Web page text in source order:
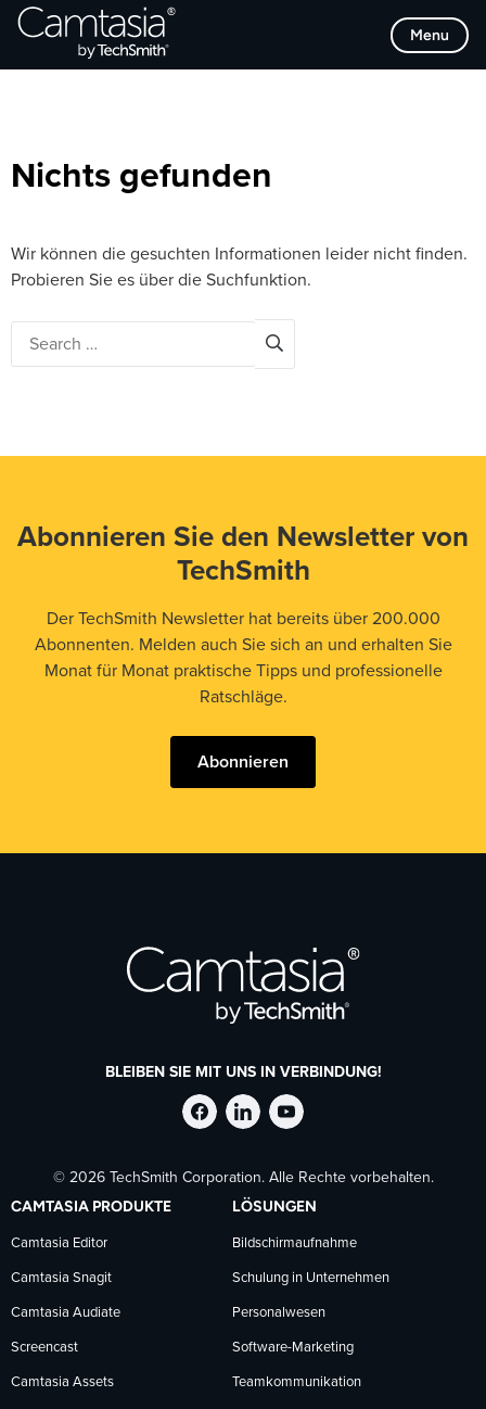
Direkt
zum
Menu
Browse Categories
Nichts gefunden
Wir können die gesuchten Informationen leider nicht finden.
Probieren Sie es über die Suchfunktion.
Abonnieren Sie den Newsletter von
TechSmith
Der TechSmith Newsletter hat bereits über 200.000
Abonnenten. Melden auch Sie sich an und erhalten Sie
Monat für Monat praktische Tipps und professionelle
Ratschläge.
Abonnieren
BLEIBEN SIE MIT UNS IN VERBINDUNG!
TechSmith
auf
Facebook
folgen
TechSmith
auf
LinkedIn
folgen
TechSmith
auf
YouTube
folgen
© 2026 TechSmith Corporation. Alle Rechte vorbehalten.
CAMTASIA PRODUKTE
Camtasia Editor
Camtasia Snagit
Camtasia Audiate
Screencast
Camtasia Assets
LÖSUNGEN
Bildschirmaufnahme
Schulung in Unternehmen
Personalwesen
Software-Marketing
Teamkommunikation